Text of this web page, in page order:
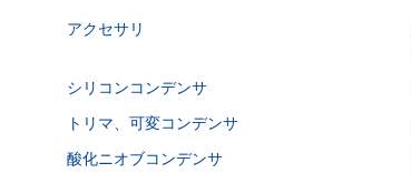
アクセサリ
シリコンコンデンサ
トリマ、可変コンデンサ
酸化ニオブコンデンサ